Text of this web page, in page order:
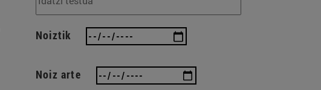
Noiztik
Noiz arte